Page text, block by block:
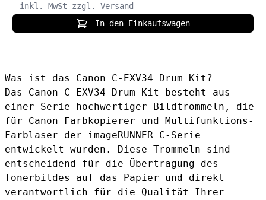
inkl. MwSt
zzgl. Versand
In den Einkaufswagen
Was ist das Canon C-EXV34 Drum Kit?
Das Canon C-EXV34 Drum Kit besteht aus
einer Serie hochwertiger Bildtrommeln, die
für Canon Farbkopierer und Multifunktions-
Farblaser der imageRUNNER C-Serie
entwickelt wurden. Diese Trommeln sind
entscheidend für die Übertragung des
Tonerbildes auf das Papier und direkt
verantwortlich für die Qualität Ihrer